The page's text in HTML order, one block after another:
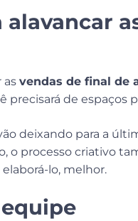
alavancar
as vendas de final de
precisará de espaços
deixando para a
o processo criativo
lo, melhor.